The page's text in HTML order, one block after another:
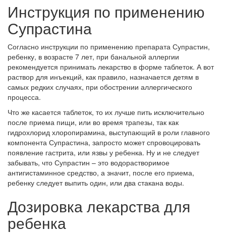
Инструкция по применению
Супрастина
Согласно инструкции по применению препарата Супрастин,
ребенку, в возрасте 7 лет, при банальной аллергии
рекомендуется принимать лекарство в форме таблеток. А вот
раствор для инъекций, как правило, назначается детям в
самых редких случаях, при обострении аллергического
процесса.
Что же касается таблеток, то их лучше пить исключительно
после приема пищи, или во время трапезы, так как
гидрохлорид хлоропирамина, выступающий в роли главного
компонента Супрастина, запросто может спровоцировать
появление гастрита, или язвы у ребенка. Ну и не следует
забывать, что Супрастин – это водорастворимое
антигистаминное средство, а значит, после его приема,
ребенку следует выпить один, или два стакана воды.
Дозировка лекарства для
ребенка